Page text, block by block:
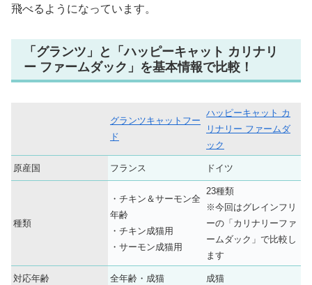
飛べるようになっています。
「グランツ」と「ハッピーキャット カリナリ
ー ファームダック」を基本情報で比較！
グランツキャットフー
ド
ハッピーキャット カ
リナリー ファームダ
ック
原産国 フランス ドイツ
種類
・チキン＆サーモン全
年齢
・チキン成猫用
・サーモン成猫用
23種類
※今回はグレインフリ
ーの「カリナリーファ
ームダック」で比較し
ます
対応年齢 全年齢・成猫 成猫